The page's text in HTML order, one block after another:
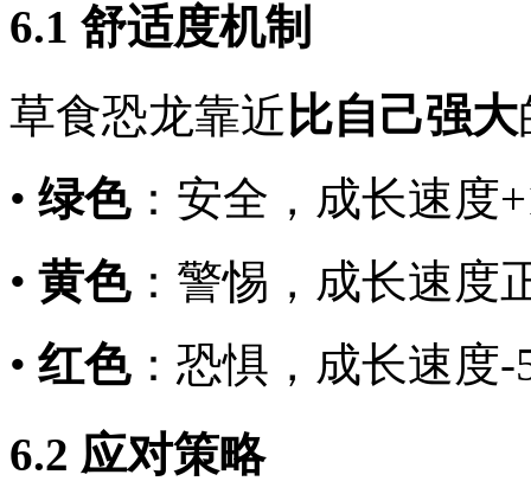
6.1 舒适度机制
草食恐龙靠近 比自己强大
• 绿色：安全，成长速度
• 黄色：警惕，成长速度
• 红色：恐惧，成长速度-
6.2 应对策略